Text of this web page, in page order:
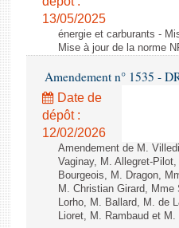
13/05/2025
énergie et carburants -
Mise à jour de la norme
Amendement n° 1535 -
Date de
dépôt :
12/02/2026
Amendement de M.
Vaginay, M. Allegret-
Bourgeois, M. Dragon,
M. Christian Girard,
Lorho, M. Ballard, M. de
Lioret, M. Rambaud et